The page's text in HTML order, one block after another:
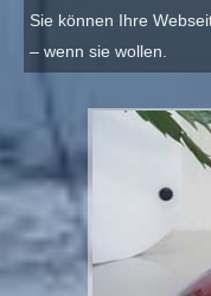
Sie können Ihre
– wenn sie wollen.